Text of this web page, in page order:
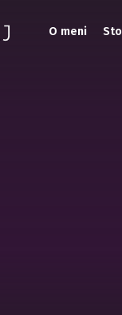
O meni